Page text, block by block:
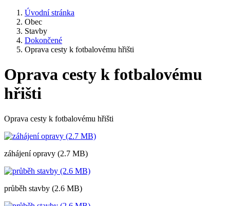
Úvodní stránka
Obec
Stavby
Dokončené
Oprava cesty k fotbalovému hřišti
Oprava cesty k fotbalovému
hřišti
Oprava cesty k fotbalovému hřišti
záhájení opravy (2.7 MB)
průběh stavby (2.6 MB)